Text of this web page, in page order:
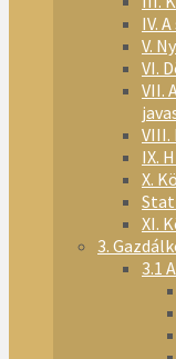
IV.
V.
VI.
VII.
VIII.
IX.
X.
XI.
3.
3.1